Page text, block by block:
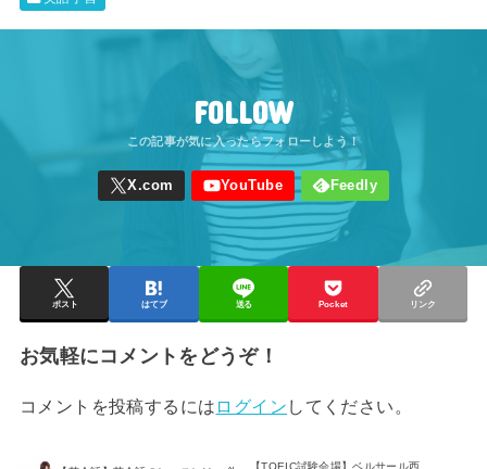
FOLLOW
ポスト はてブ 送る Pocket リンク
お気軽にコメントをどうぞ！
コメントを投稿するには ログイン してください。
【TOEIC試験会場】ベルサール西